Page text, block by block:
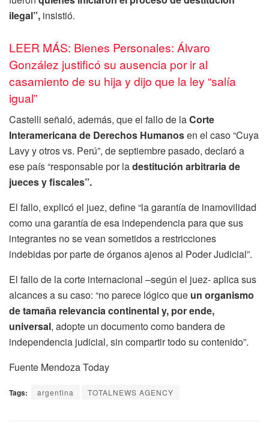
ilegal”, insistió.
LEER MÁS: Bienes Personales: Álvaro
González justificó su ausencia por ir al
casamiento de su hija y dijo que la ley “salía
igual”
Castelli señaló, además, que el fallo de laCorte
Interamericana de Derechos Humanosen el caso “Cuya
Lavy y otros vs. Perú”, de septiembre pasado, declaró a
ese país “responsable por ladestitución arbitraria de
jueces y fiscales”.
El fallo, explicó el juez, define “la garantía de inamovilidad
como una garantía de esa independencia para que sus
integrantes no se vean sometidos a restricciones
indebidas por parte de órganos ajenos al Poder Judicial”.
El fallo de la corte internacional –según el juez- aplica sus
alcances a su caso: “no parece lógico que un organismo
de tamaña relevancia continental y, por ende,
universal, adopte un documento como bandera de
independencia judicial, sin compartir todo su contenido”.
Fuente Mendoza Today
Tags: argentina TOTALNEWS AGENCY